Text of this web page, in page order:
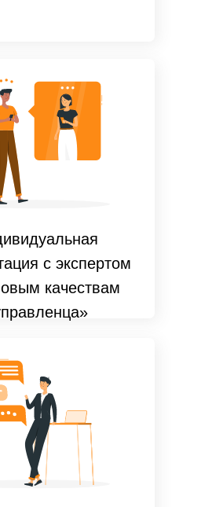
с экспертом
качествам